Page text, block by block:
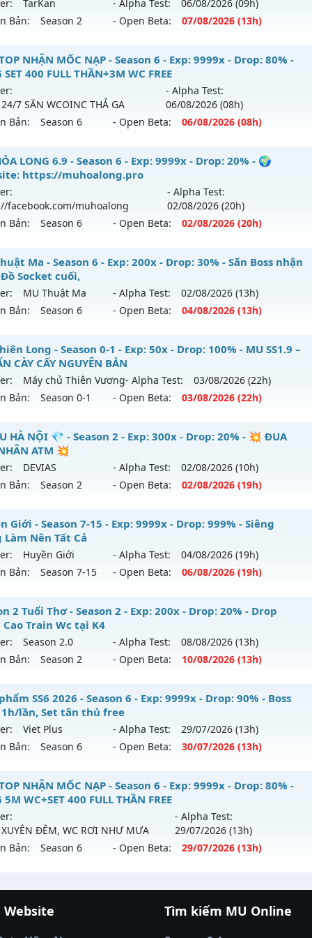
TarKan - Alpha Test: 06/08/2026 (09h)
Bản:
Season 2 - Open Beta: 07/08/2026 (13h)
- GIẢI TRÍ-DỄ CHƠI
mới ra tháng 08 2026 - Mở máy chủ
TarKan
500x - Drop: 20%
loại: Mu Nguyên bản Webzen
PRO
NHẬN MỐC NẠP - Season 6 - Exp: 9999x - Drop: 80% -
SET 400 FULL THẦN+3M WC FREE
24/7 SĂN WCOINC THẢ GA
- Alpha Test:
06/08/2026 (08h)
Bản:
Season 6 - Open Beta: 06/08/2026 (08h)
NHẬN MỐC NẠP - TẶNG SET 400 FULL THẦN+3M WC
ra tháng 08 2026 - Mở máy chủ BOSS 24/7 SĂN
08/2626
- Drop: 80%
Mu Nguyên bản Webzen
KHÔNG THỂ HACK
LONG 6.9 - Season 6 - Exp: 9999x - Drop: 20% - 🌍
https://muhoalong.pro
facebook.com/muhoalong
- Alpha Test:
02/08/2026 (20h)
Bản:
Season 6 - Open Beta: 02/08/2026 (20h)
LONG 6.9 - 🌍 Website: https://muhoalong.pro
ra tháng 08 2026 - Mở máy chủ https://facebook.com/
02/08/2626
Non Reset
Mu Nguyên bản Webzen
XShield
Ma - Season 6 - Exp: 200x - Drop: 30% - Săn Boss nhận
Socket cuối,
MU Thuật Ma - Alpha Test: 02/08/2026 (13h)
Bản:
Season 6 - Open Beta: 04/08/2026 (13h)
Thuật Ma - Săn Boss nhận Xu & Đồ Socket cuối,
mới ra tháng 08 2026 - Mở máy chủMU Thuật Ma
200x - Drop: 30%
loại: Mu Nguyên bản Webzen
VietGuard
Long - Season 0-1 - Exp: 50x - Drop: 100% - MU SS1.9 –
CÀY CẤY NGUYÊN BẢN
Máy chủ Thiên Vương- Alpha Test: 03/08/2026 (22h)
Bản:
Season 0-1 - Open Beta: 03/08/2026 (22h)
Long - MU SS1.9 –CHUẨN CÀY CẤY NGUYÊN BẢN
mới ra tháng 08 2026 - Mở máy chủMáy chủ Thiên Vương
2626
reset: Reset In Game
loại: Mu Nguyên bản Webzen
Gameguard
HÀ NỘI 💎 - Season 2 - Exp: 300x - Drop: 20% - 💥 ĐUA
ATM 💥
DEVIAS - Alpha Test: 02/08/2026 (10h)
Bản:
Season 2 - Open Beta: 02/08/2026 (19h)
MU HÀ NỘI 💎 - 💥 ĐUA TOP NHÂN ATM 💥
mới ra tháng 08 2026 - Mở máy chủDEVIASvào 19h ngày
300x - Drop: 20%
loại: Mu Nguyên bản Webzen
IGC
Giới - Season 7-15 - Exp: 9999x - Drop: 999% - Siêng
Làm Nên Tất Cả
Huyền Giới - Alpha Test: 04/08/2026 (19h)
Bản:
Season 7-15 - Open Beta: 06/08/2026 (19h)
Giới - Siêng Năng Làm Nên Tất Cả
mới ra tháng 08 2026 - Mở máy chủHuyền Giới
9999x - Drop: 999%
loại: Mu Custom thêm đồ mới
Anti
2 Tuổi Thơ - Season 2 - Exp: 200x - Drop: 20% - Drop
Cao Train Wc tại K4
Season 2.0 - Alpha Test: 08/08/2026 (13h)
Bản:
Season 2 - Open Beta: 10/08/2026 (13h)
2 Tuổi Thơ - Drop Ngọc Cao Train Wc tại K4
mới ra tháng 08 2026 - Mở máy chủSeason 2.0 vào 13h
200x - Drop: 20%
loại: Mu Bán Đồ Full Trong Shop
GameGuard
SS6 2026 - Season 6 - Exp: 9999x - Drop: 90% - Boss
lần, Set tân thủ free
Viet Plus - Alpha Test: 29/07/2026 (13h)
Bản:
Season 6 - Open Beta: 30/07/2026 (13h)
phẩm SS6 2026 - Boss drop 1h/lần, Set tân thủ free
mới ra tháng 07 2026 - Mở máy chủ Viet Plus
9999x - Drop: 90%
Phoenix 2026
NHẬN MỐC NẠP - Season 6 - Exp: 9999x - Drop: 80% -
5M WC+SET 400 FULL THẦN FREE
XUYÊN ĐÊM, WC RƠI NHƯ MƯA
- Alpha Test:
29/07/2026 (13h)
Bản:
Season 6 - Open Beta: 29/07/2026 (13h)
NHẬN MỐC NẠP - TẶNG 5M WC+SET 400 FULL THẦN
ra tháng 07 2026 - Mở máy chủBOSS XUYÊN ĐÊM, WC
đổi thưởng |789club |789club
Website Tìm kiếm MU Online